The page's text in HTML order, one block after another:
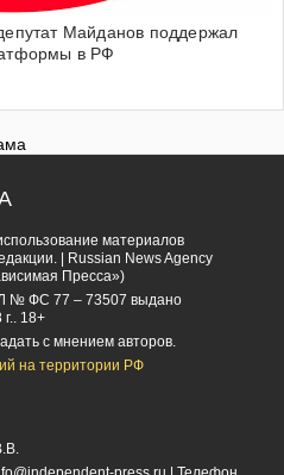
Майданов поддержал
в РФ
материалов
| Russian News Agency
Пресса»)
№ ФС 77 – 73507 выдано
18+
с мнением авторов.
на территории РФ